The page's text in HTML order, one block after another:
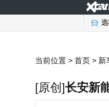
当前位置 > 首页 > 新
[原创]长安新